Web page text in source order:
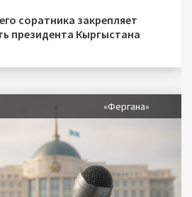
соратника закрепляет
президента Кыргыстана
«Фергана»